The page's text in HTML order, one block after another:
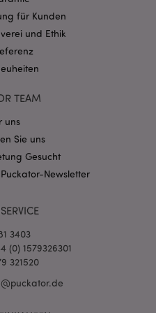
für Kunden
und Ethik
TEAM
uns
Sie uns
Gesucht
Newsletter
3403
(0) 1579326301
321520
CookieScript